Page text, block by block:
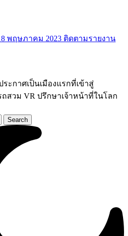
พฤษภาคม 2023 ติดตามรายงาน
ระกาศเป็นเมืองแรกที่เข้าสู่
ถสวม VR ปรึกษาเจ้าหน้าที่ในโลก